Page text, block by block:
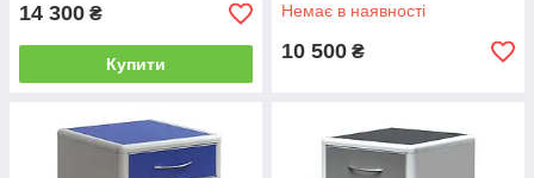
14 300 ₴
Купити
Немає в наявності
10 500 ₴